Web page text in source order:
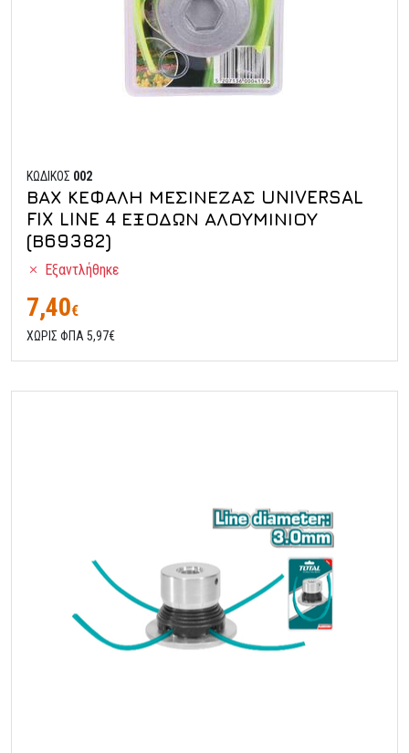
ΚΩΔΙΚΟΣ 002
ΒΑΧ ΚΕΦΑΛΗ ΜΕΣΙΝΕΖΑΣ UNIVERSAL
FIX LINE 4 ΕΞΟΔΩΝ ΑΛΟΥΜΙΝΙΟΥ
(Β69382)
Εξαντλήθηκε
7,40€
ΧΩΡΙΣ ΦΠΑ 5,97€